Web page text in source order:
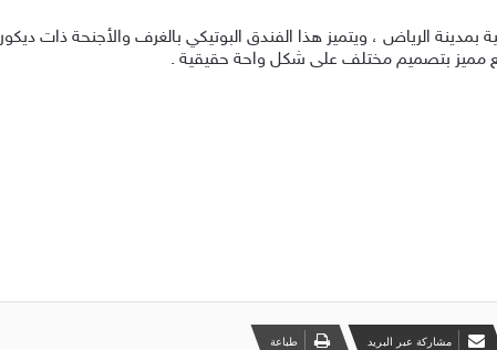
الرياض ، ويتميز هذا الفندق البوتيكي بالغرف والأجنحة ذات
مميز بتصميم مختلف على شكل واحة حقيقية .
مشاركة عبر البريد طباعة